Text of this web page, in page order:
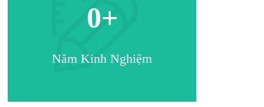
0+
Năm Kinh Nghiệm